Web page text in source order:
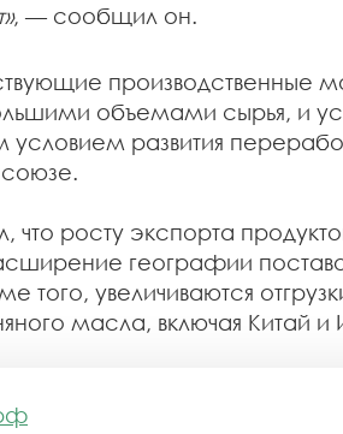
, — сообщил он.
производственные
объемами сырья, и
условием развития
что росту экспорта
географии
того, увеличиваются
масла, включая Китай и